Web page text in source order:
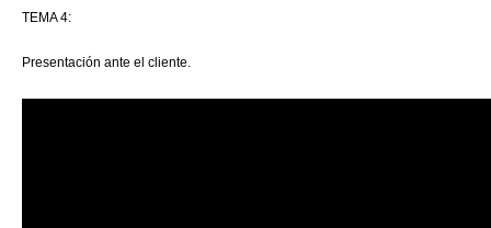
TEMA 4:
Presentación ante el cliente.